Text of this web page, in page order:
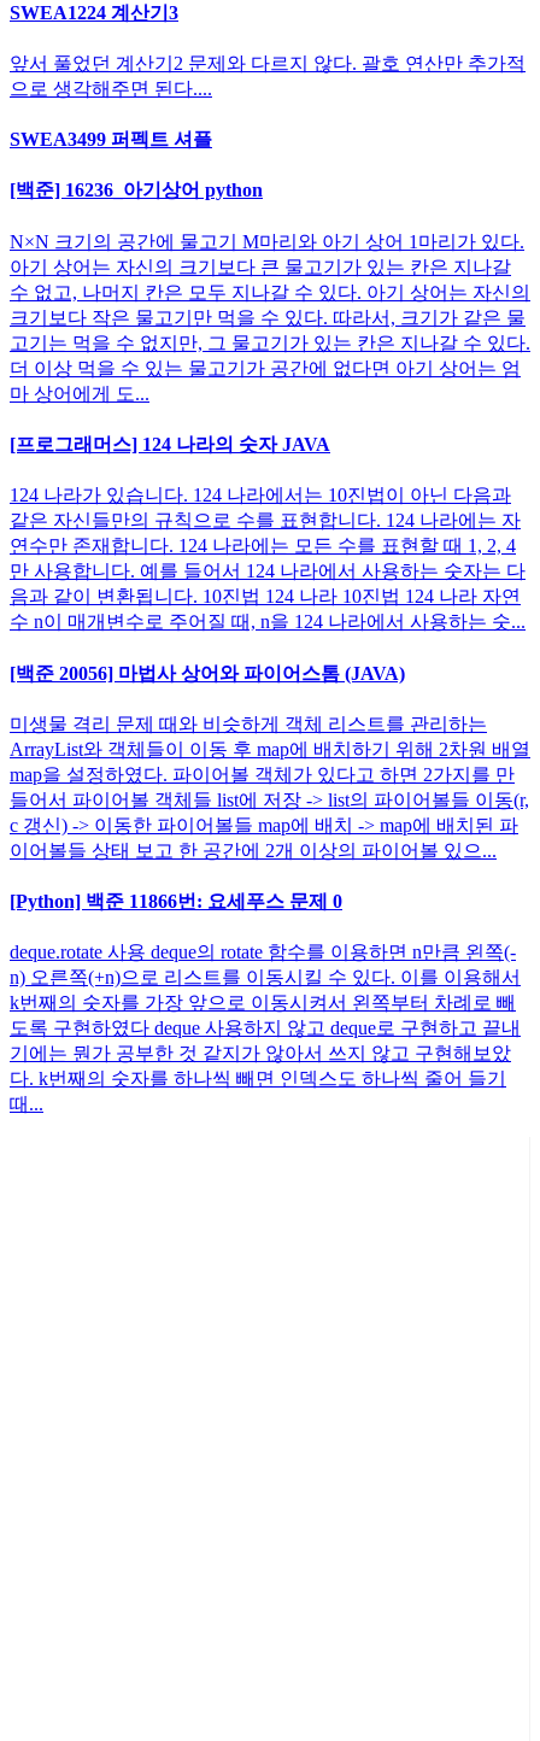
SWEA1224 계산기3
앞서 풀었던 계산기2 문제와 다르지 않다. 괄호 연산만 추가적
으로 생각해주면 된다....
SWEA3499 퍼펙트 셔플
[백준] 16236_아기상어 python
N×N 크기의 공간에 물고기 M마리와 아기 상어 1마리가 있다.
아기 상어는 자신의 크기보다 큰 물고기가 있는 칸은 지나갈
수 없고, 나머지 칸은 모두 지나갈 수 있다. 아기 상어는 자신의
크기보다 작은 물고기만 먹을 수 있다. 따라서, 크기가 같은 물
고기는 먹을 수 없지만, 그 물고기가 있는 칸은 지나갈 수 있다.
더 이상 먹을 수 있는 물고기가 공간에 없다면 아기 상어는 엄
마 상어에게 도...
[프로그래머스] 124 나라의 숫자 JAVA
124 나라가 있습니다. 124 나라에서는 10진법이 아닌 다음과
같은 자신들만의 규칙으로 수를 표현합니다. 124 나라에는 자
연수만 존재합니다. 124 나라에는 모든 수를 표현할 때 1, 2, 4
만 사용합니다. 예를 들어서 124 나라에서 사용하는 숫자는 다
음과 같이 변환됩니다. 10진법 124 나라 10진법 124 나라 자연
수 n이 매개변수로 주어질 때, n을 124 나라에서 사용하는 숫...
[백준 20056] 마법사 상어와 파이어스톰 (JAVA)
미생물 격리 문제 때와 비슷하게 객체 리스트를 관리하는
ArrayList와 객체들이 이동 후 map에 배치하기 위해 2차원 배열
map을 설정하였다. 파이어볼 객체가 있다고 하면 2가지를 만
들어서 파이어볼 객체들 list에 저장 -> list의 파이어볼들 이동(r,
c 갱신) -> 이동한 파이어볼들 map에 배치 -> map에 배치된 파
이어볼들 상태 보고 한 공간에 2개 이상의 파이어볼 있으...
[Python] 백준 11866번: 요세푸스 문제 0
deque.rotate 사용 deque의 rotate 함수를 이용하면 n만큼 왼쪽(-
n) 오른쪽(+n)으로 리스트를 이동시킬 수 있다. 이를 이용해서
k번째의 숫자를 가장 앞으로 이동시켜서 왼쪽부터 차례로 빼
도록 구현하였다 deque 사용하지 않고 deque로 구현하고 끝내
기에는 뭔가 공부한 것 같지가 않아서 쓰지 않고 구현해보았
다. k번째의 숫자를 하나씩 빼면 인덱스도 하나씩 줄어 들기
때...